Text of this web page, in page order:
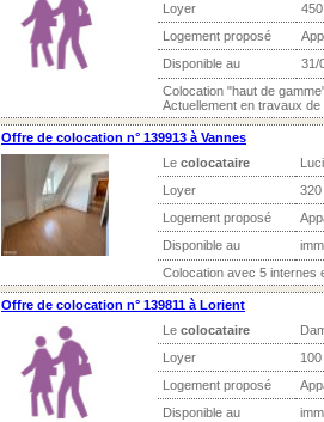
Loyer
Logement proposé
Disponible au
31/
Colocation "haut de
Actuellement en travaux de
Offre de colocation n° 139913 à Vannes
Le colocataire
Loyer
320
Logement proposé
Disponible au
Colocation avec 5 internes
Offre de colocation n° 139811 à Lorient
Le colocataire
Loyer
Logement proposé
Disponible au